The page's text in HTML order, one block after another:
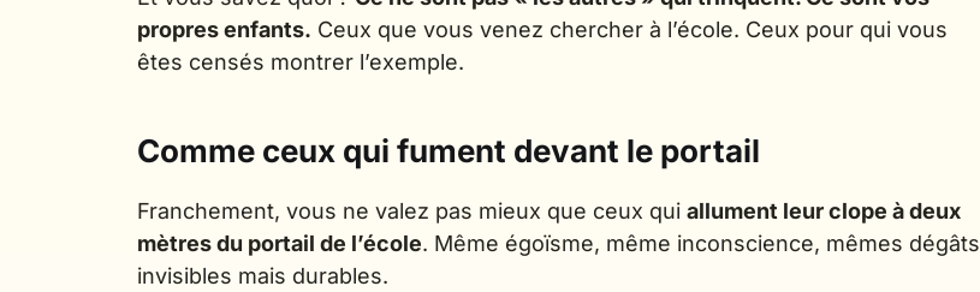
propres enfants. Ceux que vous venez chercher à l’école. Ceux pour qui vous
êtes censés montrer l’exemple.
Comme ceux qui fument devant le portail
Franchement, vous ne valez pas mieux que ceux qui allument leur clope à deux
mètres du portail de l’école. Même égoïsme, même inconscience, mêmes dégâts
invisibles mais durables.